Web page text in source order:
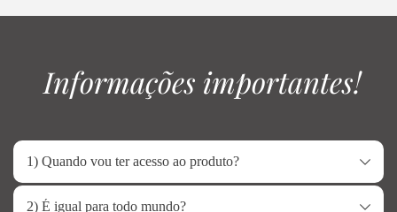
Informações importantes!
1) Quando vou ter acesso ao produto?
Imediatamente após a conclusão do
2) É igual para todo mundo?